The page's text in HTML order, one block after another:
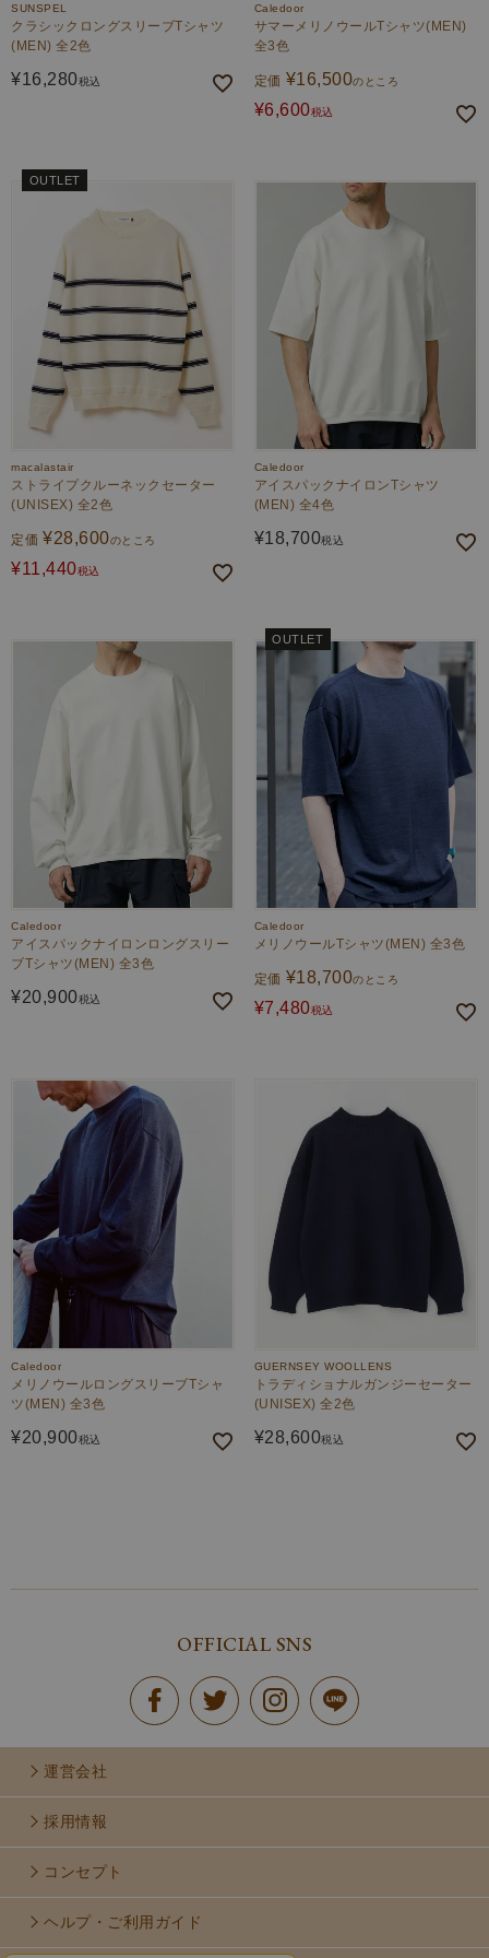
SUNSPEL
クラシックロングスリーブTシャツ
(MEN) 全2色
¥16,280税込
Caledoor
サマーメリノウールTシャツ(MEN)
全3色
定価 ¥16,500のところ
¥6,600税込
OUTLET
macalastair
ストライプクルーネックセーター
(UNISEX) 全2色
定価 ¥28,600のところ
¥11,440税込
Caledoor
アイスパックナイロンTシャツ
(MEN) 全4色
¥18,700税込
Caledoor
アイスパックナイロンロングスリー
ブTシャツ(MEN) 全3色
¥20,900税込
OUTLET
Caledoor
メリノウールTシャツ(MEN) 全3色
定価 ¥18,700のところ
¥7,480税込
Caledoor
メリノウールロングスリーブTシャ
ツ(MEN) 全3色
¥20,900税込
GUERNSEY WOOLLENS
トラディショナルガンジーセーター
(UNISEX) 全2色
¥28,600税込
OFFICIAL SNS
運営会社
採用情報
コンセプト
ヘルプ・ご利用ガイド